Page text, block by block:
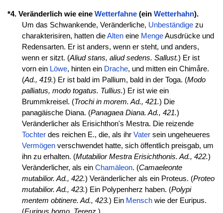
*4. Veränderlich wie eine Wetterfahne(ein Wetterhahn).
Um das Schwankende, Veränderliche, Unbeständigezu
charakterisiren, hatten dieAlteneine MengeAusdrücke und
Redensarten. Er ist anders, wenn er steht, und anders,
wenn er sitzt. (Aliud stans, aliud sedens. Sallust.) Er ist
vorn ein Löwe, hinten ein Drache, und mitten ein Chimåre.
(Ad., 419.) Er ist bald im Pallium, bald in der Toga. (Modo
palliatus, modo togatus. Tullius.) Er ist wie ein
Brummkreisel. (Trochi in morem. Ad., 421.) Die
panagäische Diana. (Panagaea Diana. Ad., 421.)
Veränderlicher als Erisichthon's Mestra. Die reizende
Tochterdes reichen E., die, als ihr Vatersein ungeheueres
Vermögenverschwendet hatte, sich öffentlich preisgab, um
ihn zu erhalten. (Mutabilior Mestra Erisichthonis. Ad., 422.)
Veränderlicher, als ein Chamäleon. (Camaeleonte
mutabilior. Ad., 422.) Veränderlicher als ein Proteus. (Proteo
mutabilior. Ad., 423.) Ein Polypenherz haben. (Polypi
mentem obtinere. Ad., 423.) Ein Menschwie der Euripus.